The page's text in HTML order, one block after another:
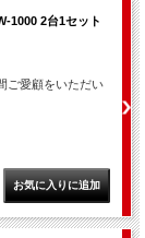
1000 2台1セット
ご愛顧をいただい